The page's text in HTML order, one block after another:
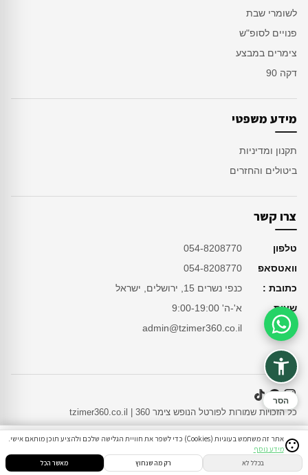
הזמנות הודעות התחבר
לשומרי שבת
פנויים לסופ"ש
צימרים במבצע
דקה 90
מידע משפטי
תקנון ומדיניות
ביטולים והחזרים
צרו קשר
טלפון
054-8208770
וואטסאפ
054-8208770
כתובת :
כנפי נשרים 15, ירושלים, ישראל
שעות
א'-ה' 9:00-19:00
מייל
admin@tzimer360.co.il
כל הזכויות שמורות לפורטל הנופש צימר 360 | tzimer360.co.il
אתר זה משתמש בעוגיות (Cookies) כדי לשפר את חוויית הגלישה שלכם ולהציע תוכן מותאם אישי.
מידע נוסף
בכלל לא רק מה שנחוץ מאשר הכל
סיוע בהזמנה
הסר